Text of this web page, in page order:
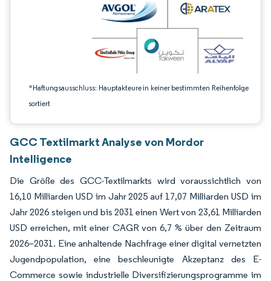
*Haftungsausschluss: Hauptakteure in keiner bestimmten Reihenfolge
sortiert
GCC Textilmarkt Analyse von Mordor
Intelligence
Die Größe des GCC-Textilmarkts wird voraussichtlich von
16,10 Milliarden USD im Jahr 2025 auf 17,07 Milliarden USD im
Jahr 2026 steigen und bis 2031 einen Wert von 23,61 Milliarden
USD erreichen, mit einer CAGR von 6,7 % über den Zeitraum
2026–2031. Eine anhaltende Nachfrage einer digital vernetzten
Jugendpopulation, eine beschleunigte Akzeptanz des E-
Commerce sowie industrielle Diversifizierungsprogramme im